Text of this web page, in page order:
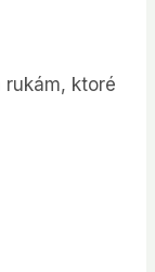
rukám, ktoré